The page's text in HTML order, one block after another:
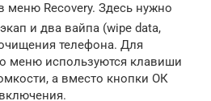
меню Recovery. Здесь нужно
и два вайпа (wipe data,
телефона. Для
меню используются клавиши
а вместо кнопки ОК